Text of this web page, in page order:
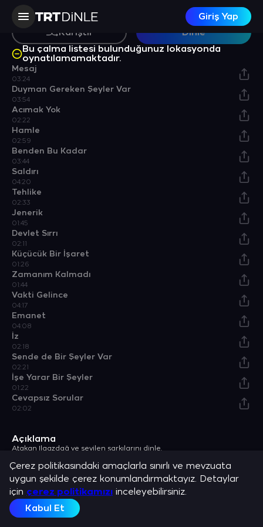
Giriş Yap
Karıştır
Dinle
Bu çalma listesi bulunduğunuz lokasyonda
oynatılamamaktadır.
Mesaj
03:24
Duyman Gereken Şeyler Var
03:54
Acımak Yok
02:22
Hamle
02:59
Benden Bu Kadar
03:44
Saldırı
04:20
Tehlike
02:33
Jenerik
01:45
Devlet Sırrı
02:11
Küçücük Bir İşaret
01:26
Zamanım Kalmadı
01:44
Vakti Gelince
04:17
Emanet
04:08
İz
02:18
Sende de Bir Şeyler Var
02:21
İşe Yarar Bir Şeyler
01:22
Cevapsız Sorular
02:02
Açıklama
Atakan Ilgazdağ ve sevilen şarkılarını dinle.
Dizi & Film TRT 1
Çerez politikasındaki amaçlarla sınırlı ve mevzuata
uygun şekilde çerez konumlandırmaktayız. Detaylar
için çerez politikamızı inceleyebilirsiniz.
Kabul Et